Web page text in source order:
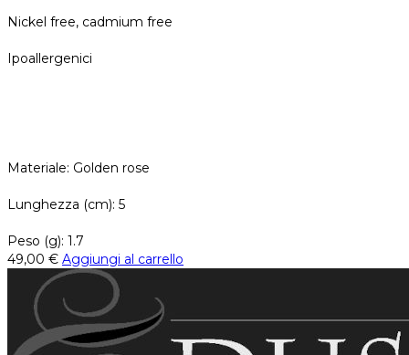
Nickel free, cadmium free
Ipoallergenici
Materiale: Golden rose
Lunghezza (cm): 5
Peso (g): 1.7
49,00 € Aggiungi al carrello